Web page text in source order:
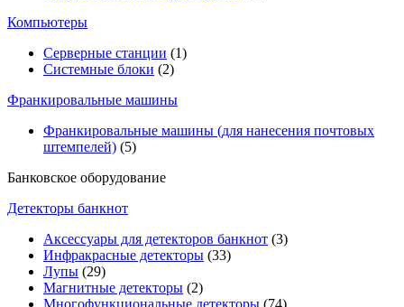
Компьютеры
Серверные станции (1)
Системные блоки (2)
Франкировальные машины
Франкировальные машины (для нанесения почтовых
штемпелей) (5)
Банковское оборудование
Детекторы банкнот
Аксессуары для детекторов банкнот (3)
Инфракрасные детекторы (33)
Лупы (29)
Магнитные детекторы (2)
Многофункциональные детекторы (74)